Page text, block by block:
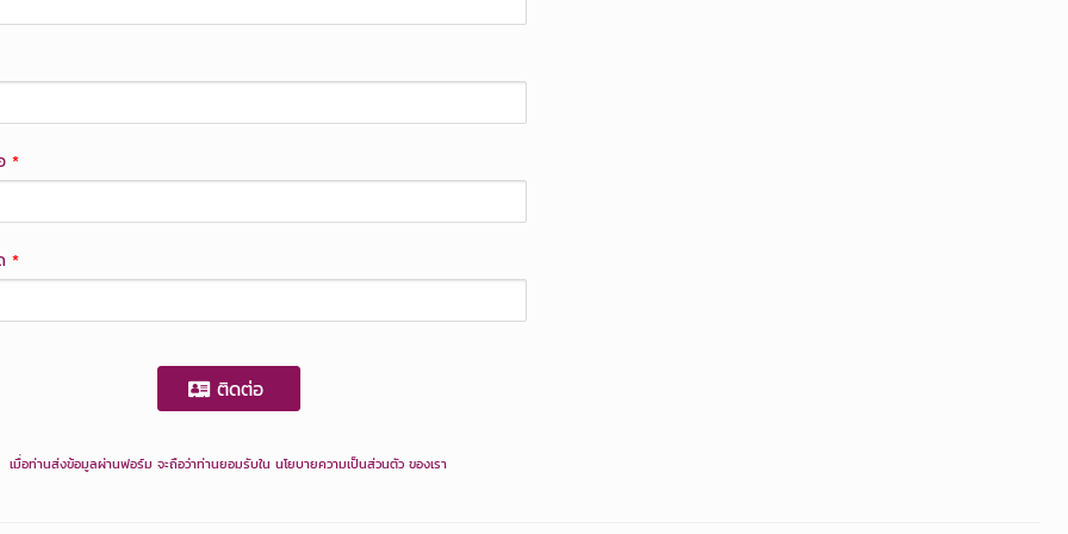
*
*
ติดต่อ
เมื่อท่านส่งข้อมูลผ่านฟอร์ม จะถือว่าท่านยอมรับในนโยบายความเป็นส่วนตัว ของเรา